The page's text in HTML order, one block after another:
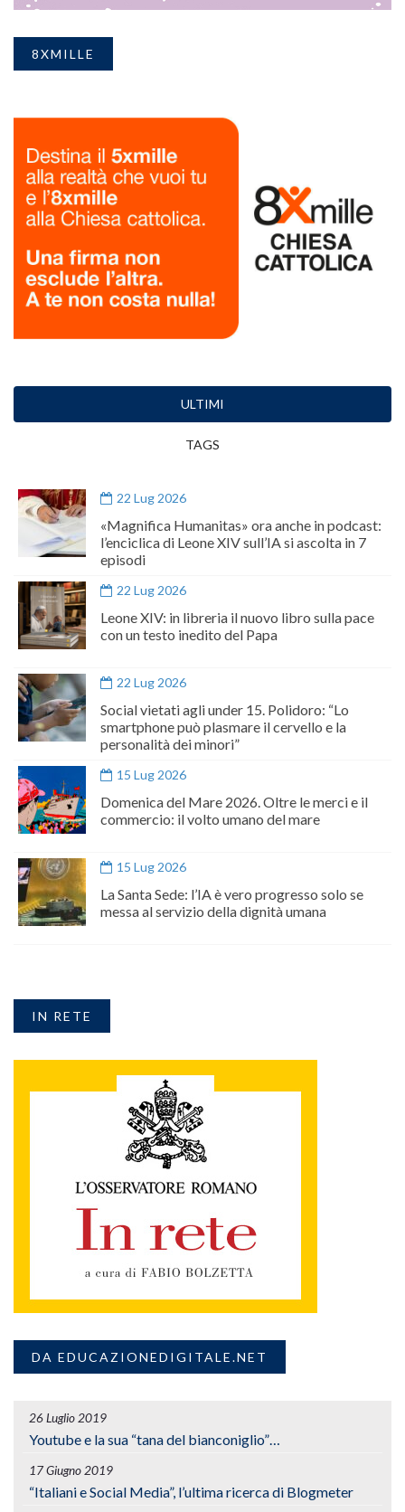
8XMILLE
ULTIMI
TAGS
22 Lug 2026
«Magnifica Humanitas» ora anche in podcast:
l’enciclica di Leone XIV sull’IA si ascolta in 7
episodi
22 Lug 2026
Leone XIV: in libreria il nuovo libro sulla pace
con un testo inedito del Papa
22 Lug 2026
Social vietati agli under 15. Polidoro: “Lo
smartphone può plasmare il cervello e la
personalità dei minori”
15 Lug 2026
Domenica del Mare 2026. Oltre le merci e il
commercio: il volto umano del mare
15 Lug 2026
La Santa Sede: l’IA è vero progresso solo se
messa al servizio della dignità umana
IN RETE
DA EDUCAZIONEDIGITALE.NET
26 Luglio 2019
Youtube e la sua “tana del bianconiglio”…
17 Giugno 2019
“Italiani e Social Media”, l’ultima ricerca di Blogmeter